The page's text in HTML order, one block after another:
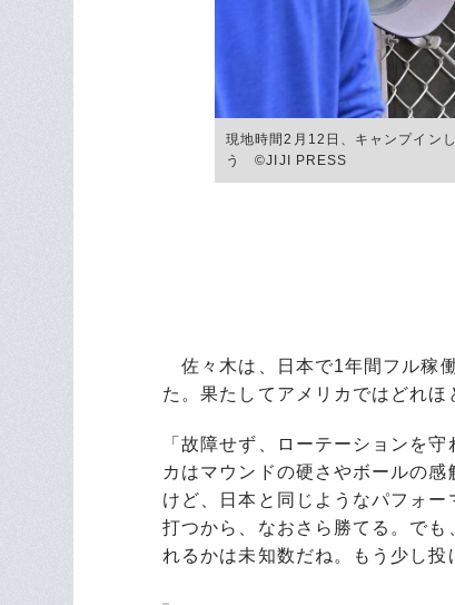
現地時間2月12日、キャンプイン
う ©JIJI PRESS
佐々木は、日本で1年間フル稼
た。果たしてアメリカではどれほ
「故障せず、ローテーションを
カはマウンドの硬さやボールの
けど、日本と同じようなパフォ
打つから、なおさら勝てる。で
れるかは未知数だね。もう少し投